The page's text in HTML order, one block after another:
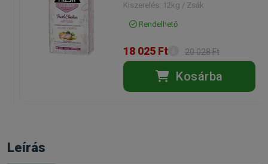
Kiszerelés: 12kg / Zsák
Rendelhető
18 025 Ft 20 028 Ft
Kosárba
Leírás